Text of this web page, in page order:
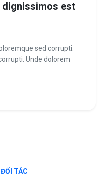
dignissimos est
sed corrupti.
Unde dolorem
TÁC